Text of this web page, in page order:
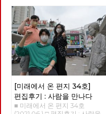
마침내 도봉산을 지나 출발지였
던 서울창포원에 도착했다. 서울
경계의 숲과 마을을 걸으며 사계
절을 다 보낸 셈이다. 지역 주민
들의 휴식을 위해서건 관광수익
을 위해서건 지자체마다 둘레길
조성 붐이 일고 있지만, 경계사
진이 걸었던 공간과 시간은 달랐
다. 23차 마지막 출사 역시 서울
둘레길이라는 경계를 벗어나, 이
재유 선생이 체포된 곳으로 추정
되는 쌍문동 야산과 전태일 열사
생가터를 방문했다. 자연의 사계
지역정치를 강화한다는 목표 아
래 4대 기본방침을 채택했습니
다. 첫째, 2024년 총선까지 고
려하여 2022년 대선과 지선을
전략적으로 배치, 공약과 후보를
준비한다. 둘째, 사회주의 좌파
공동대응을 추진하며, 대선의 경
우 원탁회의를 통해 긍정적 논의
결과를 끌어내며, 제진보좌파 세
든 광역당부에서 지방선거 출마
를 준비하고, 그 결과로 지방의
회에 재입성한다. 넷째, 세부적
인 계획은 선거기획단에서 준비
에 지쳐 있는 현대인들은, 이미
지나간 과거를 소비하며 안정감
을 느낀답니다. 게다가 복고 문
화의 소비는 스마트폰으로 자신
의 삶을 전시하는 것이 일상화된
시대에 필요한 특별한 배경과 소
품을 마련해 줍니다. 100년 전
경성의 ‘모던보이’나 ‘모던걸’의
의상을 입고 ‘전차’를 타고 도착
한 ‘다방’에 앉아 ‘가베’를 마시는
‘경성레트로’도 그 중 하나입니
다. 가까운 과거로의 복고와 달
리, 경성레트로는 세대와 세대
요... 어떻게 세상이 이렇게까지
됐는지, 참..." 이 대화는 소박한
자유인 후지이 모임에서 <우리
는 차별에 찬성합니다>를 읽고
토론하던 중, 휴식 시간에 모임
구성원인 박수영 동지와 나눈 것
이다. 이 책을 읽고 나서 가장 기
억에 남은 것은 책 내용보다도
위의 대화였다. 박수영 동지는
몇 번이고 미안하다고 말했다.
이상하고 괴상한 사회를 위로가
바꿀 순 없지만, 난 고마웠다. 늘
불안정한 취준생으로서 생산적
인 역할에서 도태됐다는 무의식
[미래에서 온 편지 34호]
편집후기 : 사람을 만나다
■ 미래에서 온 편지 34호